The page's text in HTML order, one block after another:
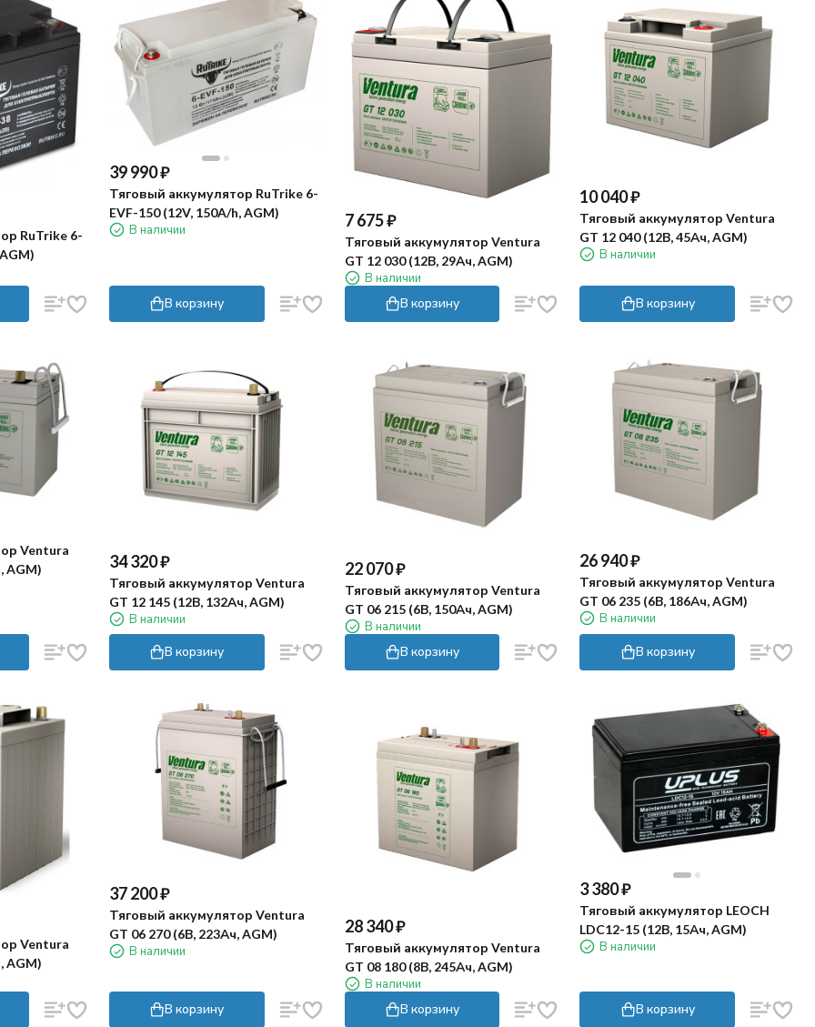
RuTrike 6-
39 990₽
Тяговый аккумулятор RuTrike 6-
EVF-150 (12V, 150A/h, AGM)
В наличии
В корзину
7 675₽
Тяговый аккумулятор Ventura
GT 12 030 (12В, 29Ач, AGM)
В наличии
В корзину
10 040₽
Тяговый аккумулятор Ventura
GT 12 040 (12В, 45Ач, AGM)
В наличии
В корзину
Ventura
AGM)
34 320₽
Тяговый аккумулятор Ventura
GT 12 145 (12В, 132Ач, AGM)
В наличии
В корзину
22 070₽
Тяговый аккумулятор Ventura
GT 06 215 (6В, 150Ач, AGM)
В наличии
В корзину
26 940₽
Тяговый аккумулятор Ventura
GT 06 235 (6В, 186Ач, AGM)
В наличии
В корзину
Ventura
AGM)
37 200₽
Тяговый аккумулятор Ventura
GT 06 270 (6В, 223Ач, AGM)
В наличии
В корзину
28 340₽
Тяговый аккумулятор Ventura
GT 08 180 (8В, 245Ач, AGM)
В наличии
В корзину
3 380₽
Тяговый аккумулятор LEOCH
LDC12-15 (12В, 15Ач, AGM)
В наличии
В корзину